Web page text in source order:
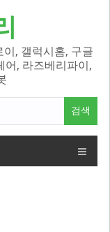
, 갤럭시홈, 구글
어, 라즈베리파이,